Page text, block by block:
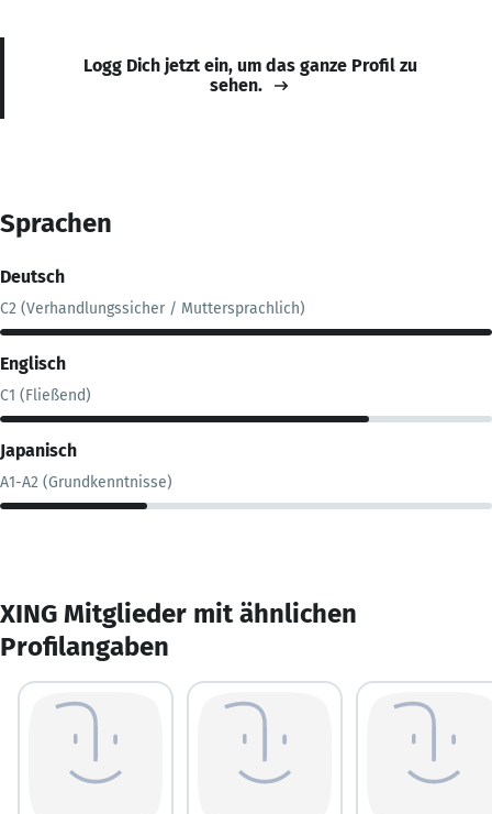
Logg Dich jetzt ein, um das ganze Profil zu
sehen.
Sprachen
Deutsch
C2 (Verhandlungssicher / Muttersprachlich)
Englisch
C1 (Fließend)
Japanisch
A1-A2 (Grundkenntnisse)
XING Mitglieder mit ähnlichen
Profilangaben